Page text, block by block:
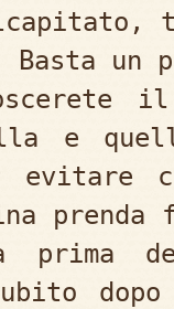
un
e
evitare
prenda
prima